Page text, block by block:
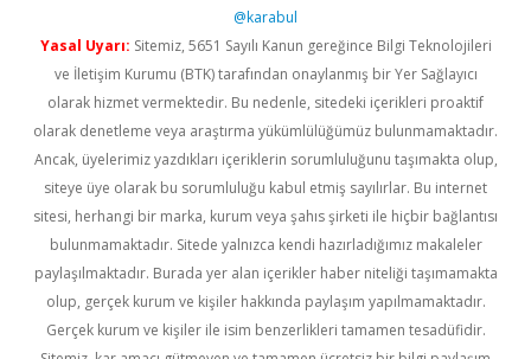
@karabul
Yasal Uyarı: Sitemiz, 5651 Sayılı Kanun gereğince Bilgi Teknolojileri
ve İletişim Kurumu (BTK) tarafından onaylanmış bir Yer Sağlayıcı
olarak hizmet vermektedir. Bu nedenle, sitedeki içerikleri proaktif
olarak denetleme veya araştırma yükümlülüğümüz bulunmamaktadır.
Ancak, üyelerimiz yazdıkları içeriklerin sorumluluğunu taşımakta olup,
siteye üye olarak bu sorumluluğu kabul etmiş sayılırlar. Bu internet
sitesi, herhangi bir marka, kurum veya şahıs şirketi ile hiçbir bağlantısı
bulunmamaktadır. Sitede yalnızca kendi hazırladığımız makaleler
paylaşılmaktadır. Burada yer alan içerikler haber niteliği taşımamakta
olup, gerçek kurum ve kişiler hakkında paylaşım yapılmamaktadır.
Gerçek kurum ve kişiler ile isim benzerlikleri tamamen tesadüfidir.